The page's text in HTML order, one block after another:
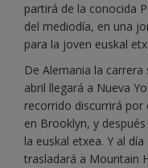
partirá de la conocida
del mediodía, en una
para la joven euskal
De Alemania la
abril llegará a Nueva
recorrido discurrirá por
en Brooklyn, y
la euskal etxea. Y al
trasladará a Mountain